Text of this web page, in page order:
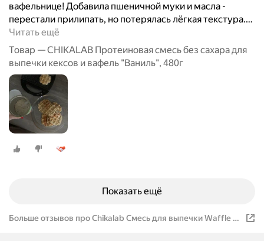
вафельнице! Добавила пшеничной муки и масла -
перестали прилипать, но потерялась лёгкая текстура.…
Читать ещё
Товар — CHIKALAB Протеиновая смесь без сахара для
выпечки кексов и вафель "Ваниль", 480г
Показать ещё
Больше отзывов про Chikalab Смесь для выпечки Waffle &